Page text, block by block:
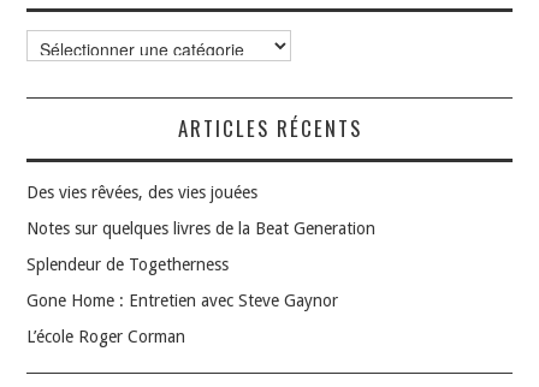
Catégories
ARTICLES RÉCENTS
Des vies rêvées, des vies jouées
Notes sur quelques livres de la Beat Generation
Splendeur de Togetherness
Gone Home : Entretien avec Steve Gaynor
L’école Roger Corman